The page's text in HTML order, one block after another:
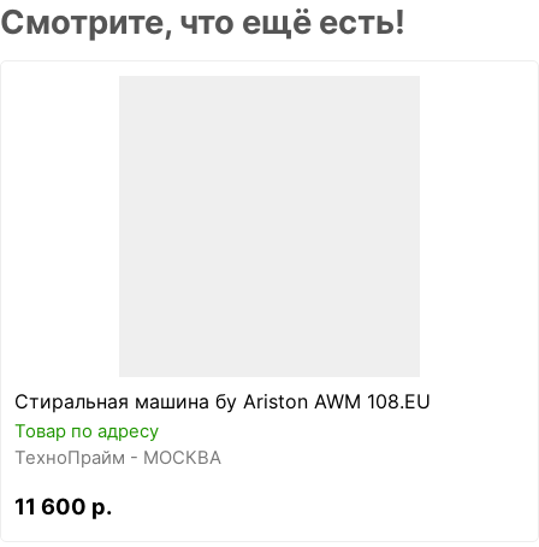
Смотрите, что ещё есть!
Стиральная машина бу Ariston AWM 108.EU
Товар по адресу
ТехноПрайм - МОСКВА
11 600 р.